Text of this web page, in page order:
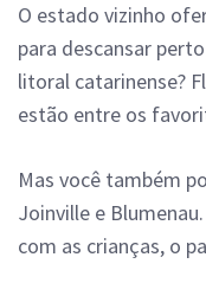
O estado vizinho
para descansar
litoral catarinense?
estão entre os
Mas você também
Joinville e
com as crianças, o